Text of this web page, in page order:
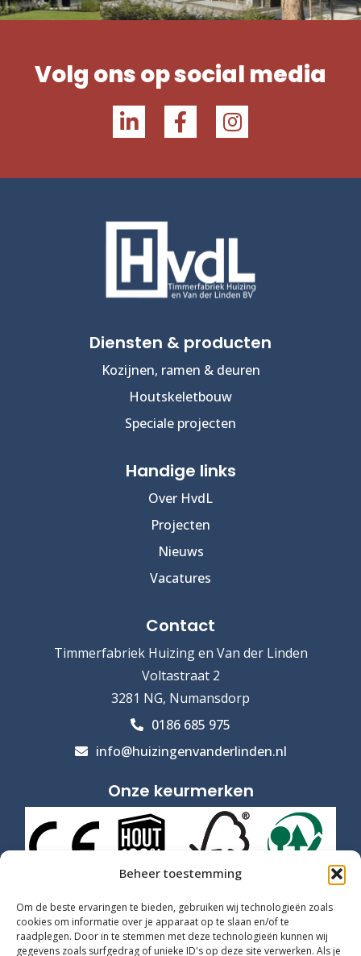
Beheer toestemming
Om de beste ervaringen te bieden, gebruiken wij technologieën zoals
cookies om informatie over je apparaat op te slaan en/of te
raadplegen. Door in te stemmen met deze technologieën kunnen wij
gegevens zoals surfgedrag of unieke ID's op deze site verwerken. Als je
Volg ons op social media
Diensten & producten
Kozijnen, ramen & deuren
Houtskeletbouw
Speciale projecten
Handige links
Over HvdL
Projecten
Nieuws
Vacatures
Contact
Timmerfabriek Huizing en Van der Linden
Voltastraat 2
3281 NG, Numansdorp
0186 685 975
info@huizingenvanderlinden.nl
Onze keurmerken